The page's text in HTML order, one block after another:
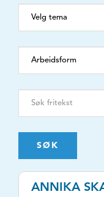
SØK
ANNIKA